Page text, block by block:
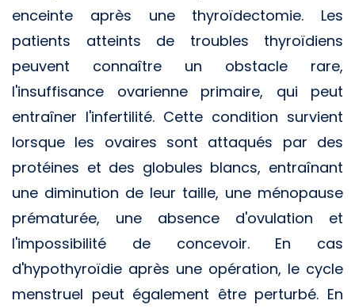
enceinte après une thyroïdectomie. Les
patients atteints de troubles thyroïdiens
peuvent connaître un obstacle rare,
l'insuffisance ovarienne primaire, qui peut
entraîner l'infertilité. Cette condition survient
lorsque les ovaires sont attaqués par des
protéines et des globules blancs, entraînant
une diminution de leur taille, une ménopause
prématurée, une absence d'ovulation et
l'impossibilité de concevoir. En cas
d'hypothyroïdie après une opération, le cycle
menstruel peut également être perturbé. En